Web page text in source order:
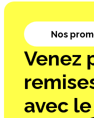
Nos
Venez
avec